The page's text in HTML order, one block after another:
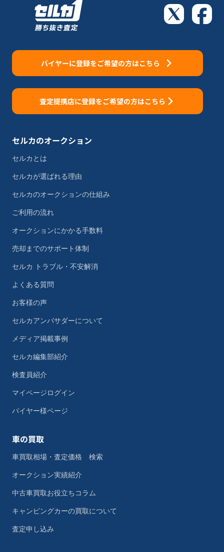
バイヤーに登録をご希望の方はこちら
査定提携店に登録をご希望の方はこちら
セルカのオークション
セルカとは
セルカが選ばれる理由
セルカのオークションの仕組み
ご利用の流れ
オークションにかかる手数料
売却までのサポート体制
セルカ トラブル・不安解消
よくある質問
お客様の声
セルカアンバサダーについて
メディア掲載事例
セルカ編集部紹介
検査員紹介
マイページログイン
バイヤー様ページ
車の買取
車買取相場・査定価格 検索
オークション実績紹介
中古車買取お役立ちコラム
キャンピングカーの買取について
査定申し込み